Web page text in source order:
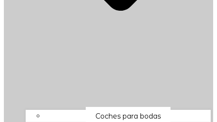
Coches para bodas